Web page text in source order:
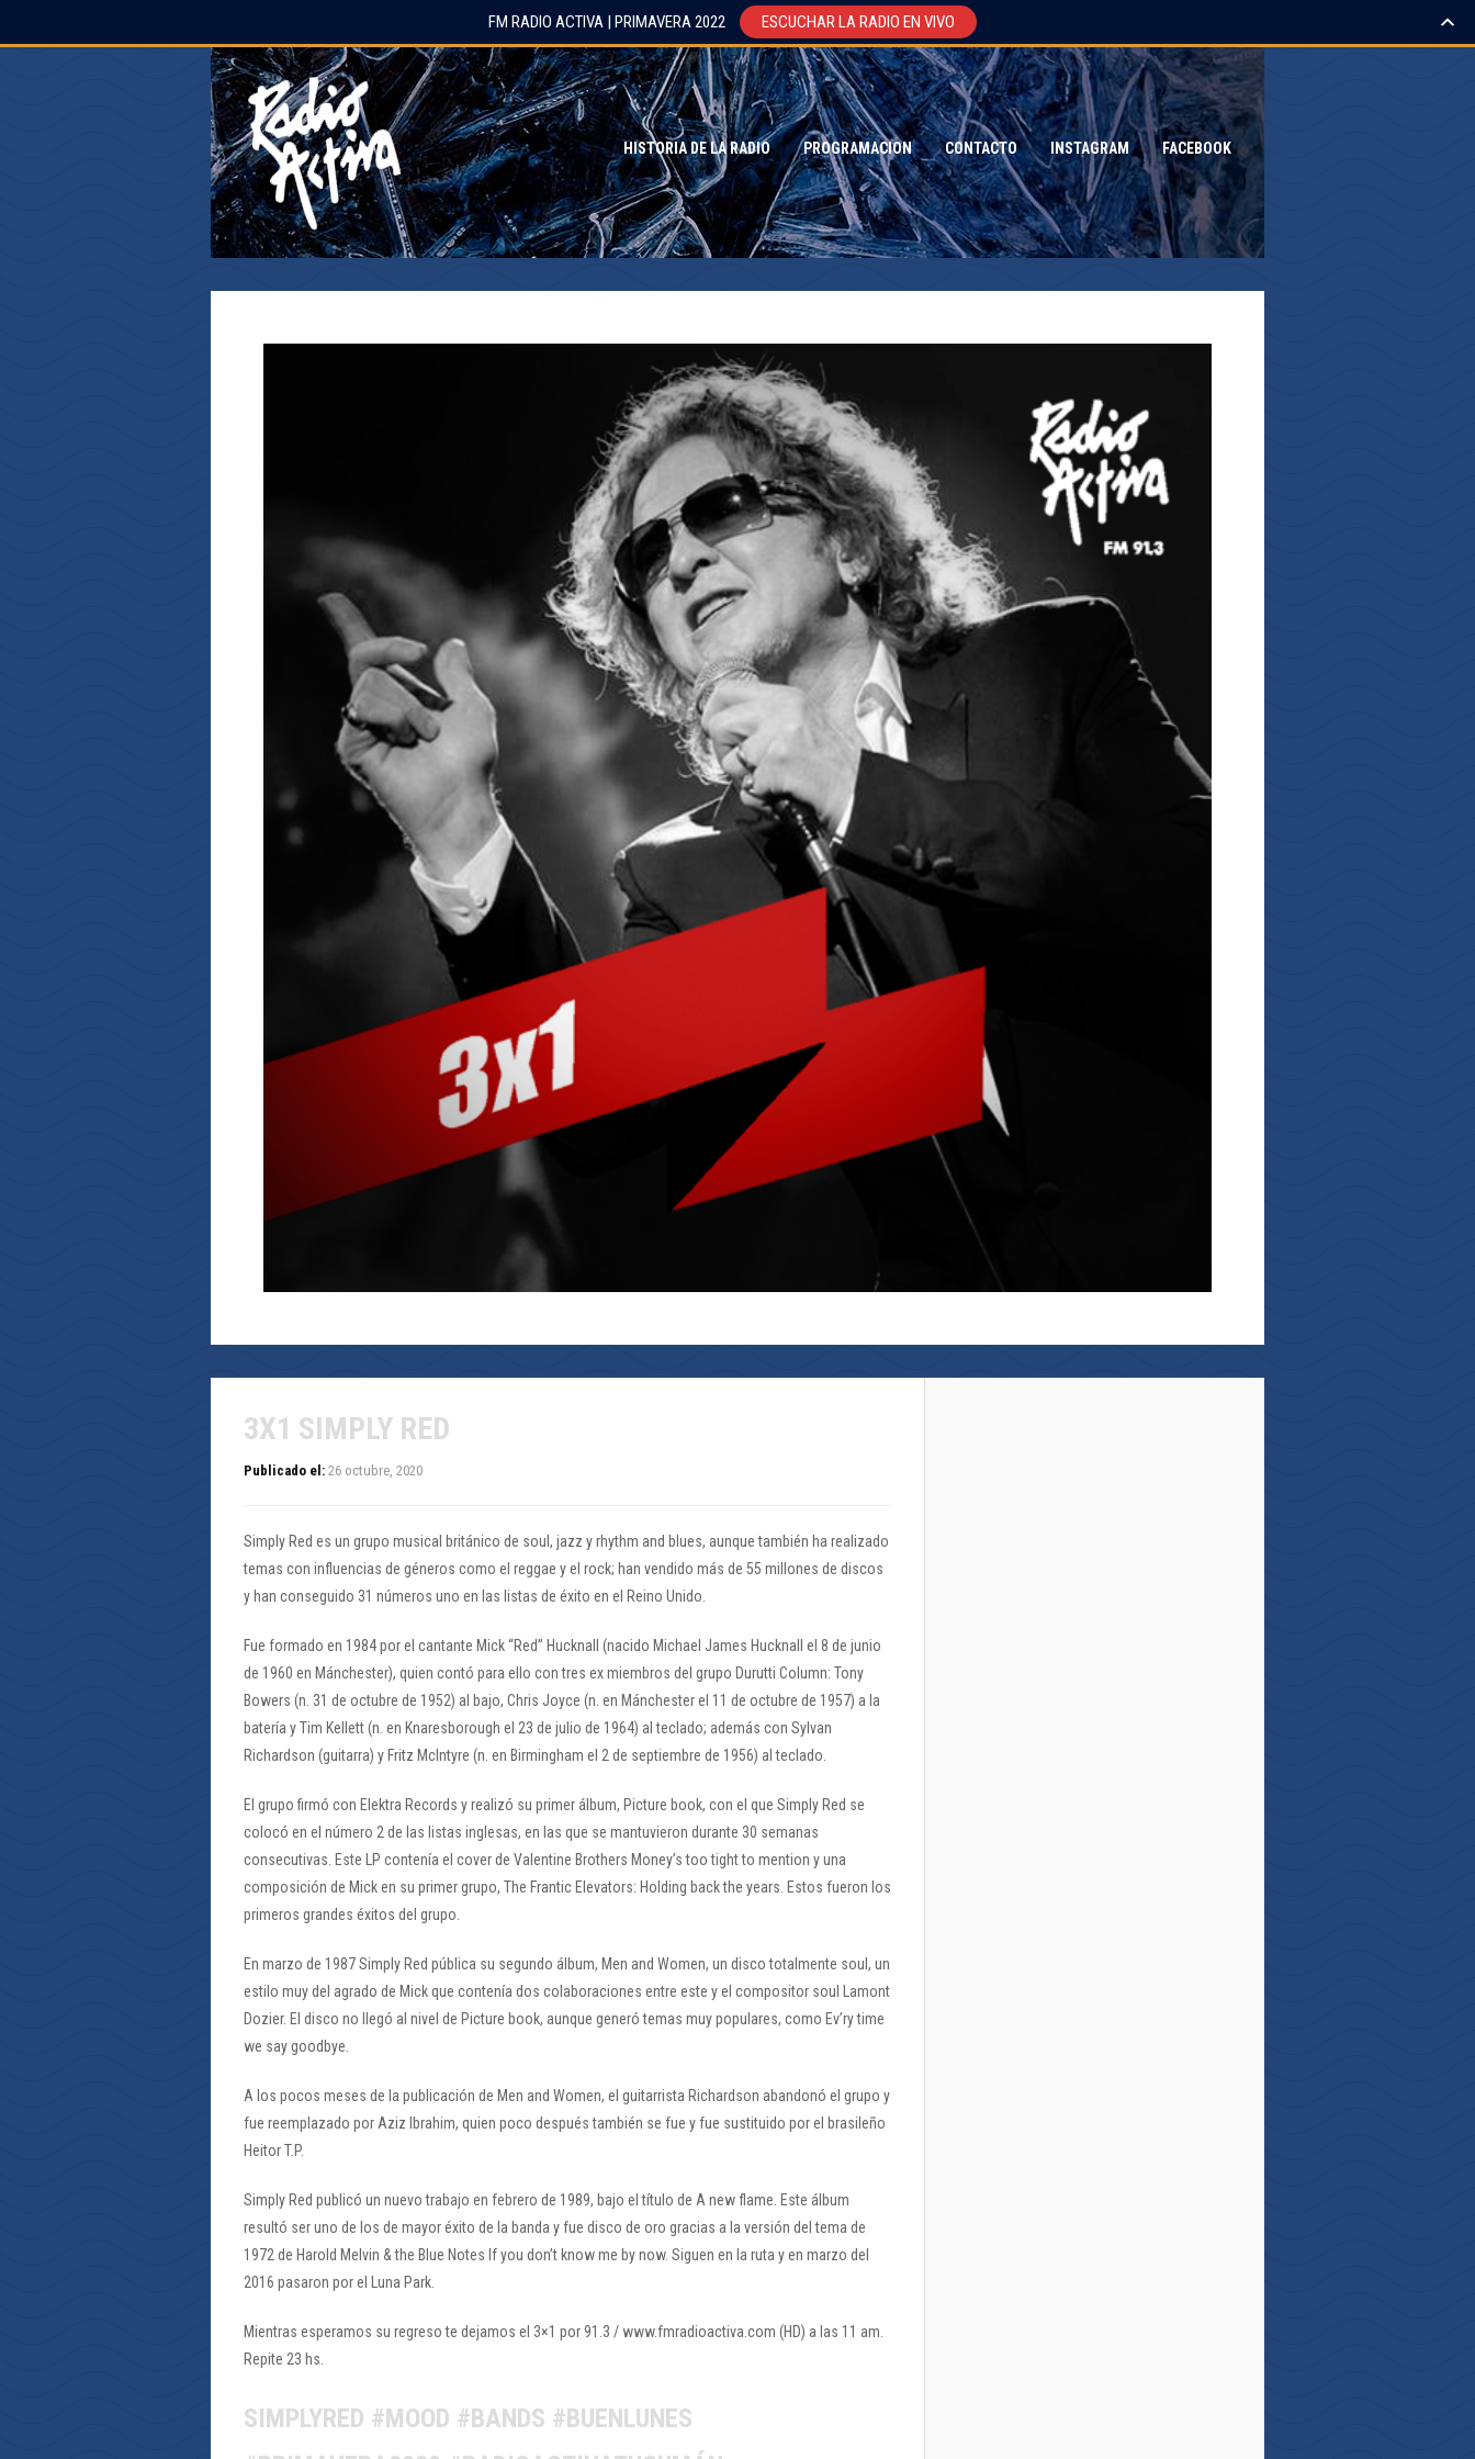
HISTORIA DE LA RADIO PROGRAMACION CONTACTO INSTAGRAM FACEBOOK
3X1 SIMPLY RED
Publicado el: 26 octubre, 2020
Simply Red es un grupo musical británico de soul, jazz y rhythm and blues, aunque también ha realizado
temas con influencias de géneros como el reggae y el rock; han vendido más de 55 millones de discos
y han conseguido 31 números uno en las listas de éxito en el Reino Unido.
Fue formado en 1984 por el cantante Mick “Red” Hucknall (nacido Michael James Hucknall el 8 de junio
de 1960 en Mánchester), quien contó para ello con tres ex miembros del grupo Durutti Column: Tony
Bowers (n. 31 de octubre de 1952) al bajo, Chris Joyce (n. en Mánchester el 11 de octubre de 1957) a la
batería y Tim Kellett (n. en Knaresborough el 23 de julio de 1964) al teclado; además con Sylvan
Richardson (guitarra) y Fritz McIntyre (n. en Birmingham el 2 de septiembre de 1956) al teclado.
El grupo firmó con Elektra Records y realizó su primer álbum, Picture book, con el que Simply Red se
colocó en el número 2 de las listas inglesas, en las que se mantuvieron durante 30 semanas
consecutivas. Este LP contenía el cover de Valentine Brothers Money’s too tight to mention y una
composición de Mick en su primer grupo, The Frantic Elevators: Holding back the years. Estos fueron los
primeros grandes éxitos del grupo.
En marzo de 1987 Simply Red pública su segundo álbum, Men and Women, un disco totalmente soul, un
estilo muy del agrado de Mick que contenía dos colaboraciones entre este y el compositor soul Lamont
Dozier. El disco no llegó al nivel de Picture book, aunque generó temas muy populares, como Ev’ry time
we say goodbye.
A los pocos meses de la publicación de Men and Women, el guitarrista Richardson abandonó el grupo y
fue reemplazado por Aziz Ibrahim, quien poco después también se fue y fue sustituido por el brasileño
Heitor T.P.
Simply Red publicó un nuevo trabajo en febrero de 1989, bajo el título de A new flame. Este álbum
resultó ser uno de los de mayor éxito de la banda y fue disco de oro gracias a la versión del tema de
1972 de Harold Melvin & the Blue Notes If you don’t know me by now. Siguen en la ruta y en marzo del
2016 pasaron por el Luna Park.
Mientras esperamos su regreso te dejamos el 3×1 por 91.3 / www.fmradioactiva.com (HD) a las 11 am.
Repite 23 hs.
SIMPLYRED #MOOD #BANDS #BUENLUNES
FM RADIO ACTIVA | PRIMAVERA 2022 ESCUCHAR LA RADIO EN VIVO